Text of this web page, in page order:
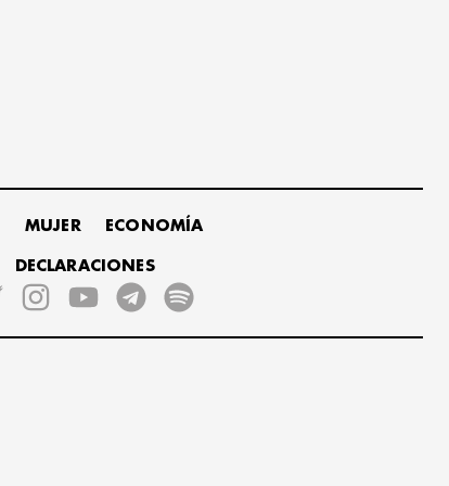
MUJER ECONOMÍA
DECLARACIONES